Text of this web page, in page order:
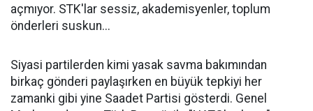
açmıyor. STK'lar sessiz, akademisyenler, toplum
önderleri suskun...
Siyasi partilerden kimi yasak savma bakımından
birkaç gönderi paylaşırken en büyük tepkiyi her
zamanki gibi yine Saadet Partisi gösterdi. Genel